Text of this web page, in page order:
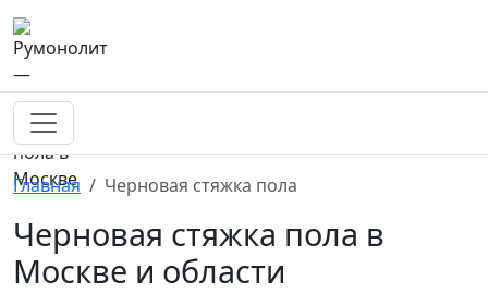
Главная Черновая стяжка пола
Черновая стяжка пола в
Москве и области